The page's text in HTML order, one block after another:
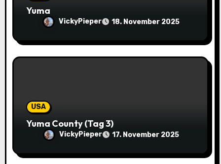
Yuma
VickyPieper 18. November 2025
USA
Yuma County (Tag 3)
VickyPieper 17. November 2025